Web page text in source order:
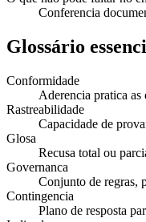
Conferencia
Glossário
Conformidade
Aderencia pratica as
Rastreabilidade
Capacidade de
Glosa
Recusa total ou
Governanca
Conjunto de regras,
Contingencia
Plano de resposta